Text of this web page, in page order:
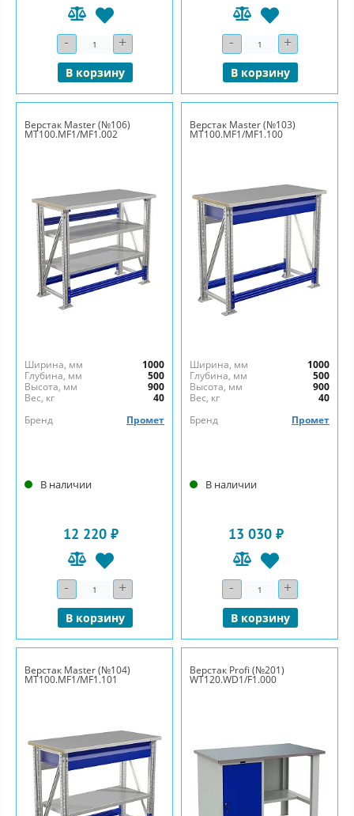
- Количество
+
В корзину
- Количество
+
В корзину
Верстак Master (№106)
MT100.MF1/MF1.002
Ширина, мм
1000
Глубина, мм
500
Высота, мм
900
Вес, кг
40
Бренд
Промет
В наличии
12 220 ₽
- Количество+
В корзину
Верстак Master (№103)
MT100.MF1/MF1.100
Ширина, мм
1000
Глубина, мм
500
Высота, мм
900
Вес, кг
40
Бренд
Промет
В наличии
13 030 ₽
- Количество+
В корзину
Верстак Master (№104)
MT100.MF1/MF1.101
Верстак Profi (№201)
WT120.WD1/F1.000